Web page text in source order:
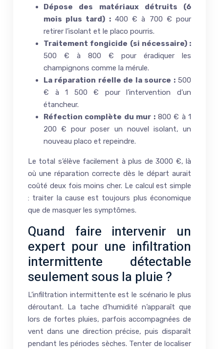
Dépose des matériaux détruits (6
mois plus tard) :400 € à 700 € pour
retirer l’isolant et le placo pourris.
Traitement fongicide (si nécessaire) :
500 € à 800 € pour éradiquer les
champignons comme la mérule.
La réparation réelle de la source :500
€ à 1 500 € pour l’intervention d’un
étancheur.
Réfection complète du mur :800 € à 1
200 € pour poser un nouvel isolant, un
nouveau placo et repeindre.
Le total s’élève facilement à plus de 3000 €, là
où une réparation correcte dès le départ aurait
coûté deux fois moins cher. Le calcul est simple
: traiter la cause est toujours plus économique
que de masquer les symptômes.
Quand faire intervenir un
expert pour une infiltration
intermittente détectable
seulement sous la pluie ?
L’infiltration intermittente est le scénario le plus
déroutant. La tache d’humidité n’apparaît que
lors de fortes pluies, parfois accompagnées de
vent dans une direction précise, puis disparaît
pendant les périodes sèches. Tenter de localiser